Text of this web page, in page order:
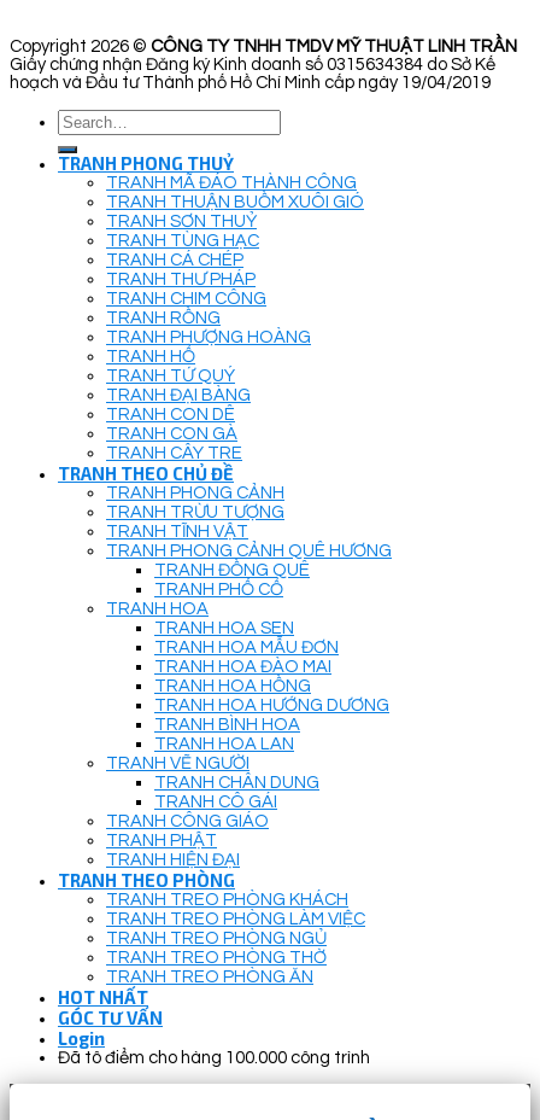
Copyright 2026 © CÔNG TY TNHH TMDV MỸ THUẬT LINH TRẦN
Giấy chứng nhận Đăng ký Kinh doanh số 0315634384 do Sở Kế
hoạch và Đầu tư Thành phố Hồ Chí Minh cấp ngày 19/04/2019
Search
for:
TRANH PHONG THUỶ
TRANH MÃ ĐÁO THÀNH CÔNG
TRANH THUẬN BUỒM XUÔI GIÓ
TRANH SƠN THUỶ
TRANH TÙNG HẠC
TRANH CÁ CHÉP
TRANH THƯ PHÁP
TRANH CHIM CÔNG
TRANH RỒNG
TRANH PHƯỢNG HOÀNG
TRANH HỔ
TRANH TỨ QUÝ
TRANH ĐẠI BÀNG
TRANH CON DÊ
TRANH CON GÀ
TRANH CÂY TRE
TRANH THEO CHỦ ĐỀ
TRANH PHONG CẢNH
TRANH TRỪU TƯỢNG
TRANH TĨNH VẬT
TRANH PHONG CẢNH QUÊ HƯƠNG
TRANH ĐỒNG QUÊ
TRANH PHỐ CỔ
TRANH HOA
TRANH HOA SEN
TRANH HOA MẪU ĐƠN
TRANH HOA ĐÀO MAI
TRANH HOA HỒNG
TRANH HOA HƯỚNG DƯƠNG
TRANH BÌNH HOA
TRANH HOA LAN
TRANH VẼ NGƯỜI
TRANH CHÂN DUNG
TRANH CÔ GÁI
TRANH CÔNG GIÁO
TRANH PHẬT
TRANH HIỆN ĐẠI
TRANH THEO PHÒNG
TRANH TREO PHÒNG KHÁCH
TRANH TREO PHÒNG LÀM VIỆC
TRANH TREO PHÒNG NGỦ
TRANH TREO PHÒNG THỜ
TRANH TREO PHÒNG ĂN
HOT NHẤT
GÓC TƯ VẤN
Login
Đã tô điểm cho hàng 100.000 công trình